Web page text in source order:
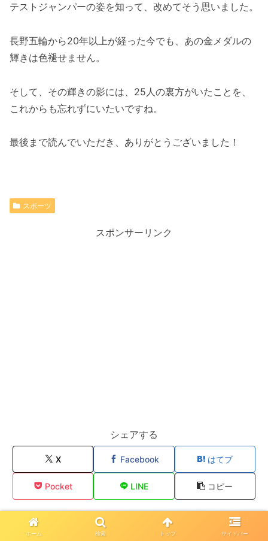
テストジャンパーの姿を知って、改めてそう思いました。
長野五輪から20年以上が経った今でも、あの金メダルの
輝きは色褪せません。
そして、その輝きの影には、25人の裏方がいたことを、
これからも忘れずにいたいですね。
最後まで読んでいただき、ありがとうございました！
スポーツ
スポンサーリンク
シェアする
X Facebook はてブ
Pocket LINE コピー
とめとをフォローする
ホーム 検索 トップ サイドバー